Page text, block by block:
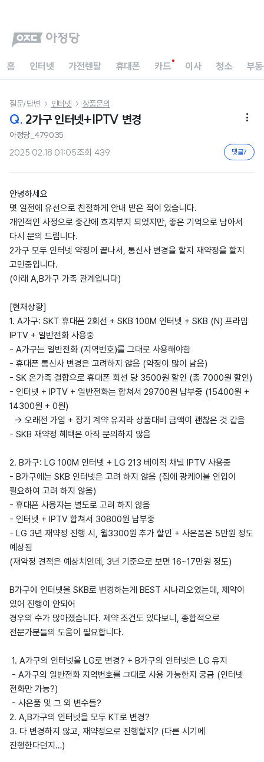
홈 인터넷 가전렌탈 휴대폰 카드 이사 청소 부
질문/답변  인터넷  상품문의
Q. 2가구 인터넷+IPTV 변경 
아정당_479035
2025.02.18 01:05조회 439 댓글7
안녕하세요
몇 일전에 유선으로 친절하게 안내 받은 적이 있습니다.
개인적인 사정으로 중간에 흐지부지 되었지만, 좋은 기억으로 남아서
다시 문의 드립니다.
2가구 모두 인터넷 약정이 끝나서, 통신사 변경을 할지 재약정을 할지
고민중입니다.
(아래 A,B가구 가족 관계입니다)
[현재상황]
1. A가구: SKT 휴대폰 2회선 + SKB 100M 인터넷 + SKB (N) 프라임
IPTV + 일반전화 사용중
- A가구는 일반전화 (지역번호)를 그대로 사용해야함
- 휴대폰 통신사 변경은 고려하지 않음 (약정이 많이 남음)
- SK 온가족 결합으로 휴대폰 회선 당 3500원 할인 (총 7000원 할인)
- 인터넷 + IPTV + 일반전화는 합쳐서 29700원 납부중 (15400원 +
14300원 + 0원)
-> 오래전 가입 + 장기 계약 유지라 상품대비 금액이 괜찮은 것 같음
- SKB 재약정 혜택은 아직 문의하지 않음
2. B가구: LG 100M 인터넷 + LG 213 베이직 채널 IPTV 사용중
- B가구에는 SKB 인터넷은 고려 하지 않음 (집에 광케이블 인입이
필요하여 고려 하지 않음)
- 휴대폰 사용자는 별도로 고려 하지 않음
- 인터넷 + IPTV 합쳐서 30800원 납부중
- LG 3년 재약정 진행 시, 월3300원 추가 할인 + 사은품은 5만원 정도
예상됨
(재약정 견적은 예상치인데, 3년 기준으로 보면 16~17만원 정도)
B가구에 인터넷을 SKB로 변경하는게 BEST 시나리오였는데, 제약이
있어 진행이 안되어
경우의 수가 많아졌습니다. 제약 조건도 있다보니, 종합적으로
전문가분들의 도움이 필요합니다.
1. A가구의 인터넷을 LG로 변경? + B가구의 인터넷은 LG 유지
- A가구의 일반전화 지역번호를 그대로 사용 가능한지 궁금 (인터넷
전화만 가능?)
- 사은품 및 그 외 변수들?
2. A,B가구의 인터넷을 모두 KT로 변경?
3. 다 변경하지 않고, 재약정으로 진행할지? (다른 시기에
진행한다던지…)